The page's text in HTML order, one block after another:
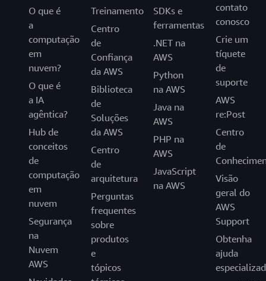
O que é
a
computação
em
nuvem?
O que é
a IA
agêntica?
Hub de
conceitos
de
computação
em
nuvem
Segurança
na
Nuvem
AWS
Treinamento
Centro
de
Confiança
da AWS
Biblioteca
de
Soluções
da AWS
Centro
de
arquitetura
Perguntas
frequentes
sobre
produtos
e
tópicos
SDKs e
ferramentas
.NET na
AWS
Python
na AWS
Java na
AWS
PHP na
AWS
JavaScript
na AWS
contato
conosco
Crie um
tíquete
de
suporte
AWS
re:Post
Centro
de
Visão
geral do
AWS
Support
Obtenha
ajuda